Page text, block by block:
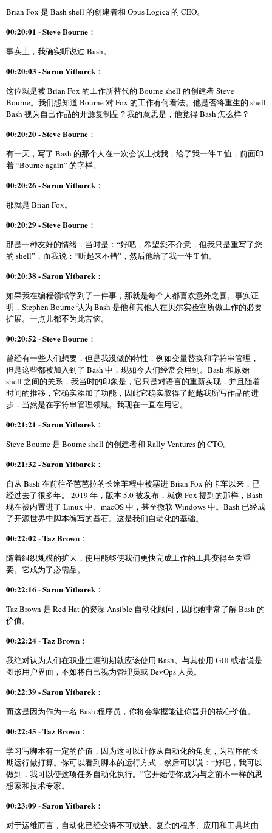
Brian Fox 是 Bash shell 的创建者和 Opus Logica 的 CEO。
00:20:01 - Steve Bourne ：
事实上，我确实听说过 Bash。
00:20:03 - Saron Yitbarek ：
这位就是被 Brian Fox 的工作所替代的 Bourne shell 的创建者 Steve
Bourne。我们想知道 Bourne 对 Fox 的工作有何看法。他是否将重生的 shell
Bash 视为自己作品的开源复制品？我的意思是，他觉得 Bash 怎么样？
00:20:20 - Steve Bourne ：
有一天，写了 Bash 的那个人在一次会议上找我，给了我一件 T 恤，前面印
着 “Bourne again” 的字样。
00:20:26 - Saron Yitbarek ：
那就是 Brian Fox。
00:20:29 - Steve Bourne ：
那是一种友好的情绪，当时是：“好吧，希望您不介意，但我只是重写了您
的 shell”，而我说：“听起来不错”，然后他给了我一件 T 恤。
00:20:38 - Saron Yitbarek ：
如果我在编程领域学到了一件事，那就是每个人都喜欢意外之喜。事实证
明，Stephen Bourne 认为 Bash 是他和其他人在贝尔实验室所做工作的必要
扩展。一点儿都不为此苦恼。
00:20:52 - Steve Bourne ：
曾经有一些人们想要，但是我没做的特性，例如变量替换和字符串管理，
但是这些都被加入到了 Bash 中，现如今人们经常会用到。Bash 和原始
shell 之间的关系，我当时的印象是，它只是对语言的重新实现，并且随着
时间的推移，它确实添加了功能，因此它确实取得了超越我所写作品的进
步，当然是在字符串管理领域。我现在一直在用它。
00:21:21 - Saron Yitbarek ：
Steve Bourne 是 Bourne shell 的创建者和 Rally Ventures 的 CTO。
00:21:32 - Saron Yitbarek ：
自从 Bash 在前往圣芭芭拉的长途车程中被塞进 Brian Fox 的卡车以来，已
经过去了很多年。 2019 年，版本 5.0 被发布，就像 Fox 提到的那样，Bash
现在被内置进了 Linux 中、macOS 中，甚至微软 Windows 中。Bash 已经成
了开源世界中脚本编写的基石。这是我们自动化的基础。
00:22:02 - Taz Brown ：
随着组织规模的扩大，使用能够使我们更快完成工作的工具变得至关重
要。它成为了必需品。
00:22:16 - Saron Yitbarek ：
Taz Brown 是 Red Hat 的资深 Ansible 自动化顾问，因此她非常了解 Bash 的
价值。
00:22:24 - Taz Brown ：
我绝对认为人们在职业生涯初期就应该使用 Bash。与其使用 GUI 或者说是
图形用户界面，不如将自己视为管理员或 DevOps 人员。
00:22:39 - Saron Yitbarek ：
而这是因为作为一名 Bash 程序员，你将会掌握能让你晋升的核心价值。
00:22:45 - Taz Brown ：
学习写脚本有一定的价值，因为这可以让你从自动化的角度，为程序的长
期运行做打算。你可以看到脚本的运行方式，然后可以说：“好吧，我可以
做到，我可以使这项任务自动化执行。”它开始使你成为与之前不一样的思
想家和技术专家。
00:23:09 - Saron Yitbarek ：
对于运维而言，自动化已经变得不可或缺。复杂的程序、应用和工具均由